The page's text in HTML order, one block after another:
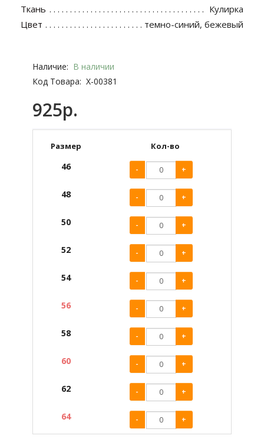
Ткань
Кулирка
Цвет
темно-синий, бежевый
Наличие: В наличии
Код Товара: Х-00381
925р.
Размер Кол-во
46 - +
48 - +
50 - +
52 - +
54 - +
56 - +
58 - +
60 - +
62 - +
64 - +